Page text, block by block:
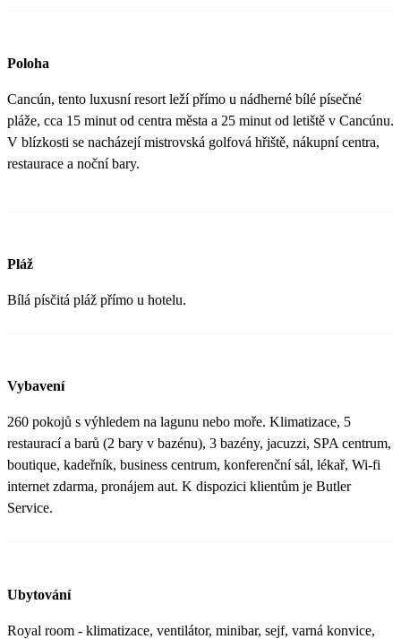
Poloha
Cancún, tento luxusní resort leží přímo u nádherné bílé písečné
pláže, cca 15 minut od centra města a 25 minut od letiště v Cancúnu.
V blízkosti se nacházejí mistrovská golfová hřiště, nákupní centra,
restaurace a noční bary.
Pláž
Bílá písčitá pláž přímo u hotelu.
Vybavení
260 pokojů s výhledem na lagunu nebo moře. Klimatizace, 5
restaurací a barů (2 bary v bazénu), 3 bazény, jacuzzi, SPA centrum,
boutique, kadeřník, business centrum, konferenční sál, lékař, Wi-fi
internet zdarma, pronájem aut. K dispozici klientům je Butler
Service.
Ubytování
Royal room - klimatizace, ventilátor, minibar, sejf, varná konvice,